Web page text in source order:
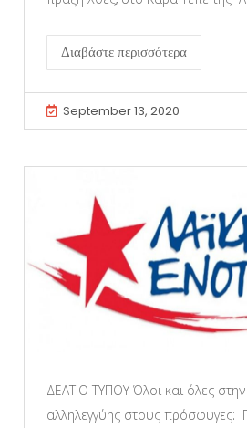
Διαβάστε περισσότερα
September 13, 2020
ΔΕΛΤΙΟ ΤΥΠΟΥ Όλοι και όλες
αλληλεγγύης στους πρόσφυγες: